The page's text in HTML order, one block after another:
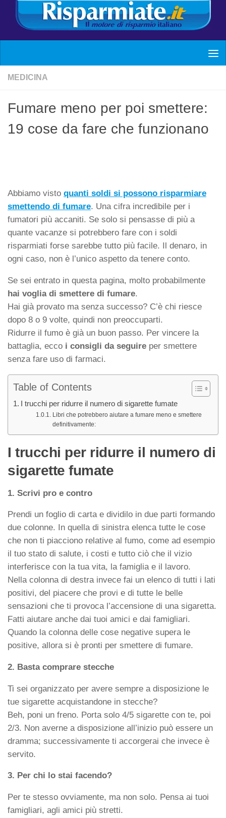
MEDICINA
Fumare meno per poi smettere:
19 cose da fare che funzionano
Abbiamo visto quanti soldi si possono risparmiare
smettendo di fumare. Una cifra incredibile per i
fumatori più accaniti. Se solo si pensasse di più a
quante vacanze si potrebbero fare con i soldi
risparmiati forse sarebbe tutto più facile. Il denaro, in
ogni caso, non è l’unico aspetto da tenere conto.
Se sei entrato in questa pagina, molto probabilmente
hai voglia di smettere di fumare.
Hai già provato ma senza successo? C’è chi riesce
dopo 8 o 9 volte, quindi non preoccuparti.
Ridurre il fumo è già un buon passo. Per vincere la
battaglia, ecco i consigli da seguire per smettere
senza fare uso di farmaci.
Table of Contents
I trucchi per ridurre il numero di sigarette fumate
Libri che potrebbero aiutare a fumare meno e smettere
definitivamente:
I trucchi per ridurre il numero di
sigarette fumate
1. Scrivi pro e contro
Prendi un foglio di carta e dividilo in due parti formando
due colonne. In quella di sinistra elenca tutte le cose
che non ti piacciono relative al fumo, come ad esempio
il tuo stato di salute, i costi e tutto ciò che il vizio
interferisce con la tua vita, la famiglia e il lavoro.
Nella colonna di destra invece fai un elenco di tutti i lati
positivi, del piacere che provi e di tutte le belle
sensazioni che ti provoca l’accensione di una sigaretta.
Fatti aiutare anche dai tuoi amici e dai famigliari.
Quando la colonna delle cose negative supera le
positive, allora si è pronti per smettere di fumare.
2. Basta comprare stecche
Ti sei organizzato per avere sempre a disposizione le
tue sigarette acquistandone in stecche?
Beh, poni un freno. Porta solo 4/5 sigarette con te, poi
2/3. Non averne a disposizione all’inizio può essere un
dramma; successivamente ti accorgerai che invece è
servito.
3. Per chi lo stai facendo?
Per te stesso ovviamente, ma non solo. Pensa ai tuoi
famigliari, agli amici più stretti.